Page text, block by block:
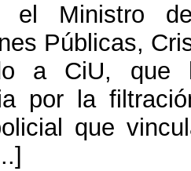
el Ministro
Públicas,
a CiU, que
por la
que